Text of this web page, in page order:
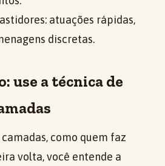
atuações rápidas,
discretas.
use a técnica de
como quem faz
volta, você entende a